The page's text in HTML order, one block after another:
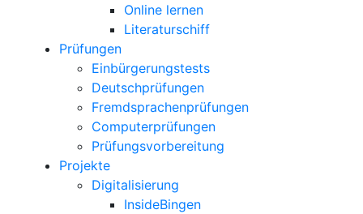
Online lernen
Literaturschiff
Prüfungen
Einbürgerungstests
Deutschprüfungen
Fremdsprachenprüfungen
Computerprüfungen
Prüfungsvorbereitung
Projekte
Digitalisierung
InsideBingen